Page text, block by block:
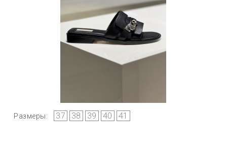
Размеры: 37 38 39 40 41